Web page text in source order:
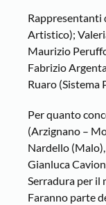
Rappresentanti
Artistico);
Maurizio
Fabrizio
Ruaro (Sistema
Per quanto
(Arzignano –
Nardello
Gianluca
Serradura per il
Faranno parte